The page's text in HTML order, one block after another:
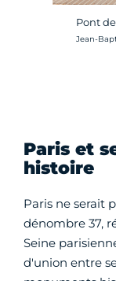
Pont
Crédit
Jean-
Paris et
histoire
Paris ne serait
dénombre 37,
Seine
d'union entre